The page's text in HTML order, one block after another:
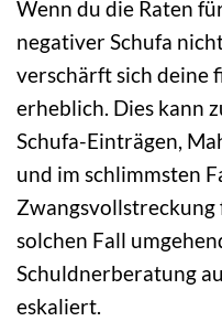
Wenn du die Raten
negativer Schufa
verschärft sich deine
erheblich. Dies kann
Schufa-Einträgen,
und im schlimmsten
Zwangsvollstreckung
solchen Fall
Schuldnerberatung
eskaliert.